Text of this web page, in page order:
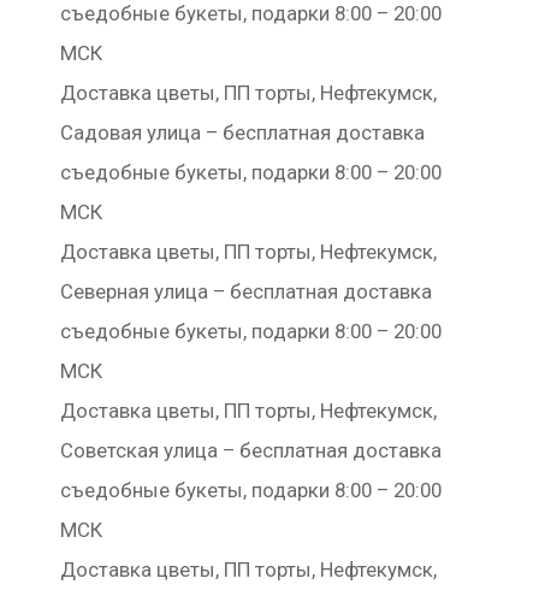
съедобные букеты, подарки 8:00 – 20:00
МСК
Доставка цветы, ПП торты, Нефтекумск,
Садовая улица – бесплатная доставка
съедобные букеты, подарки 8:00 – 20:00
МСК
Доставка цветы, ПП торты, Нефтекумск,
Северная улица – бесплатная доставка
съедобные букеты, подарки 8:00 – 20:00
МСК
Доставка цветы, ПП торты, Нефтекумск,
Советская улица – бесплатная доставка
съедобные букеты, подарки 8:00 – 20:00
МСК
Доставка цветы, ПП торты, Нефтекумск,